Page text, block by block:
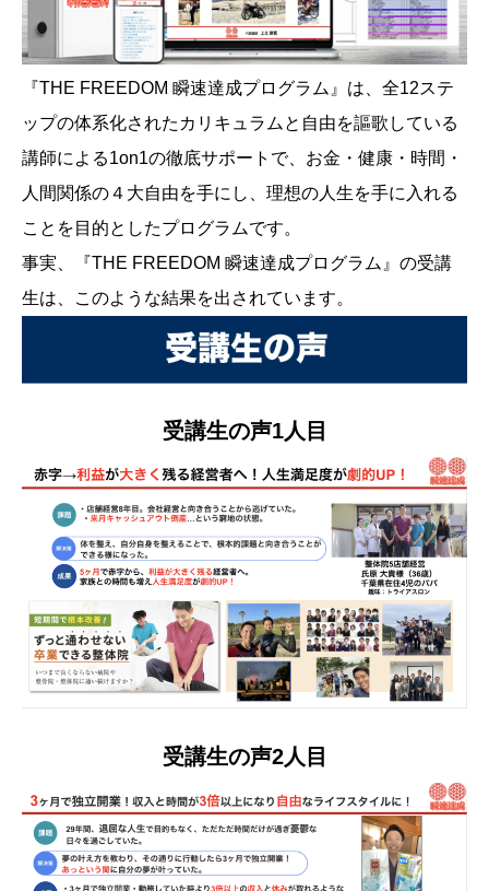
『THE FREEDOM 瞬速達成プログラム』は、全12ステ
ップの体系化されたカリキュラムと自由を謳歌している
講師による1on1の徹底サポートで、お金・健康・時間・
人間関係の４大自由を手にし、理想の人生を手に入れる
ことを目的としたプログラムです。
事実、『THE FREEDOM 瞬速達成プログラム』の受講
生は、このような結果を出されています。
受講生の声1人目
受講生の声2人目